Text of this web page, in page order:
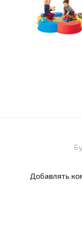
Добавлять